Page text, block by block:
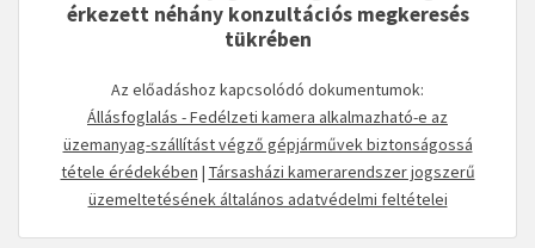
érkezett néhány konzultációs megkeresés
tükrében
Az előadáshoz kapcsolódó dokumentumok:
Állásfoglalás - Fedélzeti kamera alkalmazható-e az
üzemanyag-szállítást végző gépjárművek biztonságossá
tétele érédekében | Társasházi kamerarendszer jogszerű
üzemeltetésének általános adatvédelmi feltételei